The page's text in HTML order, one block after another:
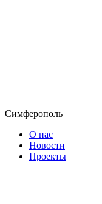
Симферополь
О нас
Новости
Проекты